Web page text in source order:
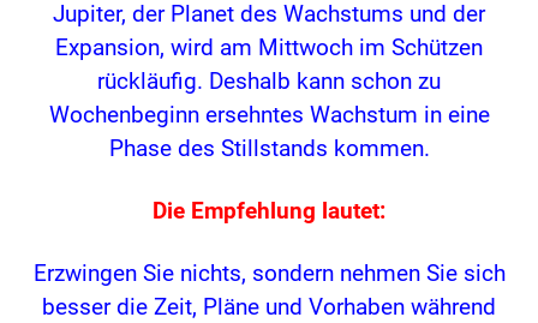
Jupiter, der Planet des Wachstums und der
Expansion, wird am Mittwoch im Schützen
rückläufig. Deshalb kann schon zu
Wochenbeginn ersehntes Wachstum in eine
Phase des Stillstands kommen.
Die Empfehlung lautet:
Erzwingen Sie nichts, sondern nehmen Sie sich
besser die Zeit, Pläne und Vorhaben während